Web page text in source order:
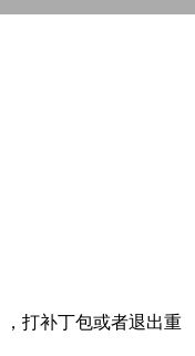
打补丁包或者退出重